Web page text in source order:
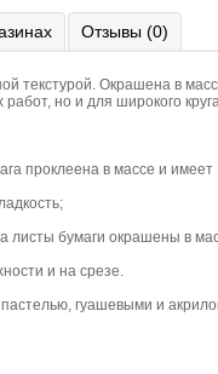
Отзывы (0)
текстурой. Окрашена в
но и для широкого
проклеена в массе и имеет
листы бумаги окрашены в
и на срезе.
гуашевыми и